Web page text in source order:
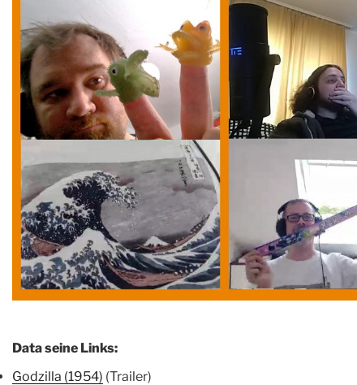
Data seine Links:
Godzilla (1954) (Trailer)